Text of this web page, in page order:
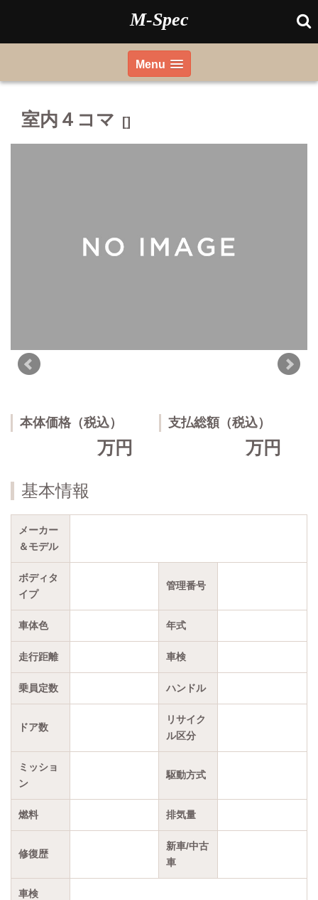
M-Spec
Menu
室内４コマ []
本体価格（税込）
万円
支払総額（税込）
万円
基本情報
メーカー
＆モデル
ボディタ
イプ
管理番号
車体色 年式
走行距離 車検
乗員定数 ハンドル
ドア数
リサイク
ル区分
ミッショ
ン
駆動方式
燃料 排気量
修復歴
新車/中古
車
車検